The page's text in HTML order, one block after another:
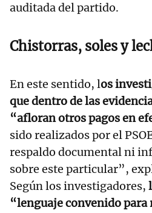
auditada del partido.
Chistorras, soles y
En este sentido, los
que dentro de las
“afloran otros pagos en
sido realizados por el
respaldo documental ni
sobre este particular”,
Según los investigadores,
“lenguaje convenido